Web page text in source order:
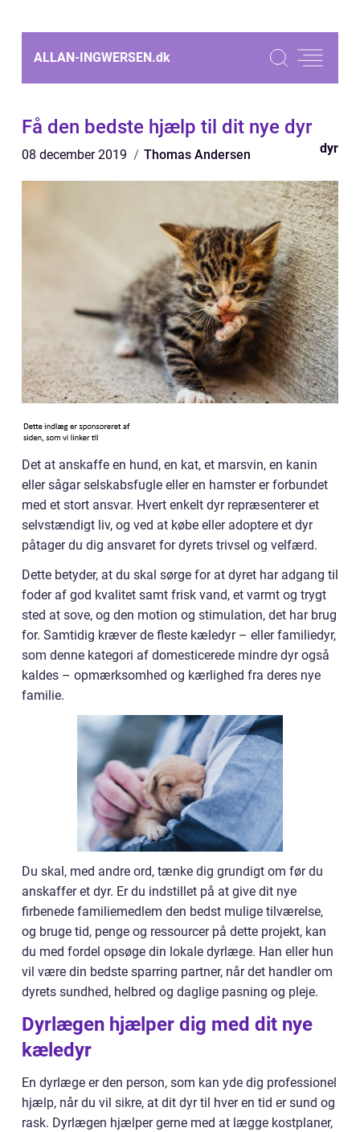
ALLAN-INGWERSEN.dk
Få den bedste hjælp til dit nye dyr
08 december 2019 Thomas Andersen dyr
Det at anskaffe en hund, en kat, et marsvin, en kanin
eller sågar selskabsfugle eller en hamster er forbundet
med et stort ansvar. Hvert enkelt dyr repræsenterer et
selvstændigt liv, og ved at købe eller adoptere et dyr
påtager du dig ansvaret for dyrets trivsel og velfærd.
Dette betyder, at du skal sørge for at dyret har adgang til
foder af god kvalitet samt frisk vand, et varmt og trygt
sted at sove, og den motion og stimulation, det har brug
for. Samtidig kræver de fleste kæledyr – eller familiedyr,
som denne kategori af domesticerede mindre dyr også
kaldes – opmærksomhed og kærlighed fra deres nye
familie.
Du skal, med andre ord, tænke dig grundigt om før du
anskaffer et dyr. Er du indstillet på at give dit nye
firbenede familiemedlem den bedst mulige tilværelse,
og bruge tid, penge og ressourcer på dette projekt, kan
du med fordel opsøge din lokale dyrlæge. Han eller hun
vil være din bedste sparring partner, når det handler om
dyrets sundhed, helbred og daglige pasning og pleje.
Dyrlægen hjælper dig med dit nye
kæledyr
En dyrlæge er den person, som kan yde dig professionel
hjælp, når du vil sikre, at dit dyr til hver en tid er sund og
rask. Dyrlægen hjælper gerne med at lægge kostplaner,